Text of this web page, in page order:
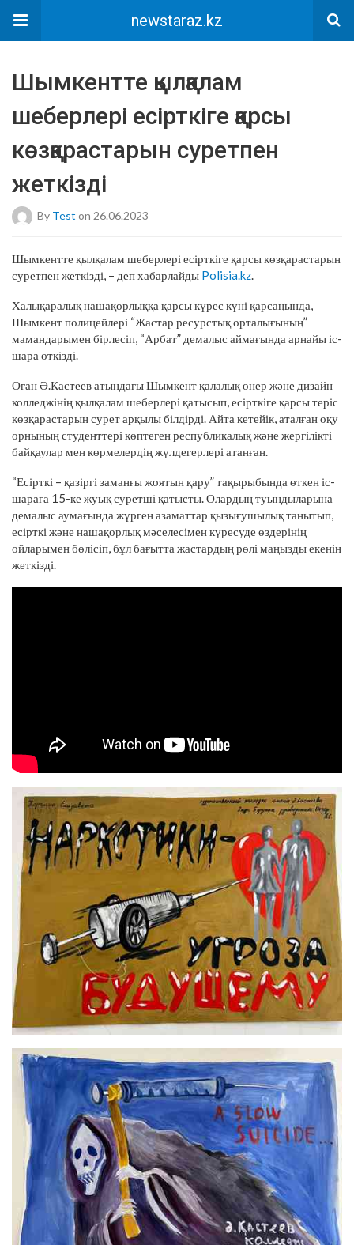
newstaraz.kz
Шымкентте қылқалам
шеберлері есірткіге қарсы
көзқарастарын суретпен
жеткізді
By Test on 26.06.2023
Шымкентте қылқалам шеберлері есірткіге қарсы көзқарастарын
суретпен жеткізді, – деп хабарлайды Polisia.kz.
Халықаралық нашақорлыққа қарсы күрес күні қарсаңында,
Шымкент полицейлері “Жастар ресурстық орталығының”
мамандарымен бірлесіп, “Арбат” демалыс аймағында арнайы іс-
шара өткізді.
Оған Ә.Қастеев атындағы Шымкент қалалық өнер және дизайн
колледжінің қылқалам шеберлері қатысып, есірткіге қарсы теріс
көзқарастарын сурет арқылы білдірді. Айта кетейік, аталған оқу
орнының студенттері көптеген республикалық және жергілікті
байқаулар мен көрмелердің жүлдегерлері атанған.
“Есірткі – қазіргі заманғы жоятын қару” тақырыбында өткен іс-
шараға 15-ке жуық суретші қатысты. Олардың туындыларына
демалыс аумағында жүрген азаматтар қызығушылық танытып,
есірткі және нашақорлық мәселесімен күресуде өздерінің
ойларымен бөлісіп, бұл бағытта жастардың рөлі маңызды екенін
жеткізді.